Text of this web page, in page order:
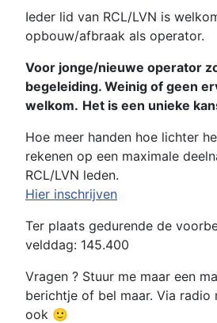
Ieder lid van RCL/LVN is
opbouw/afbraak als operator.
Voor jonge/nieuwe operator
begeleiding. Weinig of geen
welkom. Het is een unieke
Hoe meer handen hoe lichter
rekenen op een maximale
RCL/LVN leden.
Hier inschrijven
Ter plaats gedurende de
velddag: 145.400
Vragen ? Stuur me maar een
berichtje of bel maar. Via radio
ook 🙂